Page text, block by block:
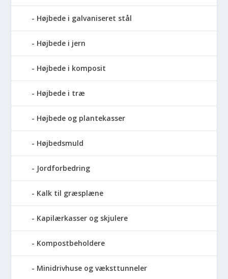
Højbede i galvaniseret stål
Højbede i jern
Højbede i komposit
Højbede i træ
Højbede og plantekasser
Højbedsmuld
Jordforbedring
Kalk til græsplæne
Kapilærkasser og skjulere
Kompostbeholdere
Minidrivhuse og væksttunneler